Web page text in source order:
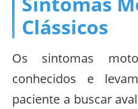
Clássicos
Os sintomas
conhecidos e
paciente a buscar